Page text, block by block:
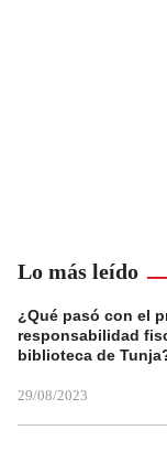
Lo más leído
¿Qué pasó con el
responsabilidad
biblioteca de
29/08/2023